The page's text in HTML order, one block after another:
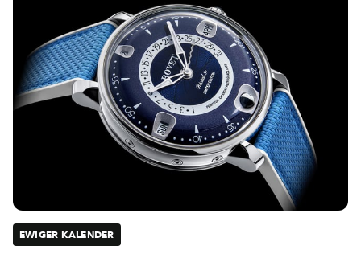
EWIGER KALENDER